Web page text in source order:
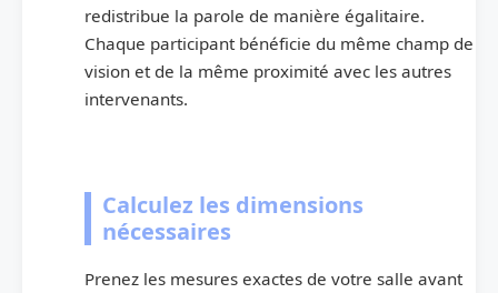
redistribue la parole de manière égalitaire.
Chaque participant bénéficie du même champ de
vision et de la même proximité avec les autres
intervenants.
Calculez les dimensions
nécessaires
Prenez les mesures exactes de votre salle avant